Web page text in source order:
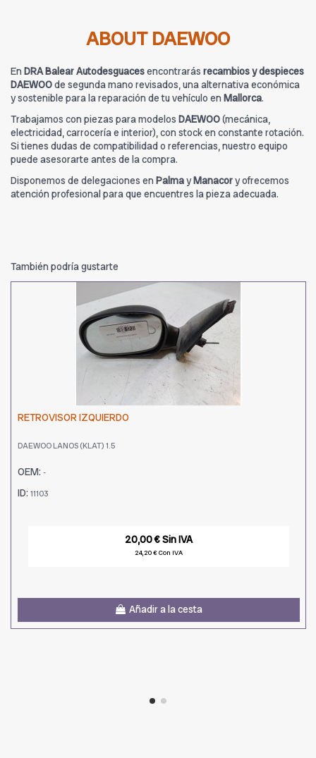
ABOUT DAEWOO
En DRA Balear Autodesguacesencontrarás recambios y despieces
DAEWOOde segunda mano revisados, una alternativa económica
y sostenible para la reparación de tu vehículo en Mallorca.
Trabajamos con piezas para modelos DAEWOO(mecánica,
electricidad, carrocería e interior), con stock en constante rotación.
Si tienes dudas de compatibilidad o referencias, nuestro equipo
puede asesorarte antes de la compra.
Disponemos de delegaciones en PalmayManacory ofrecemos
atención profesional para que encuentres la pieza adecuada.
También podría gustarte
RETROVISOR IZQUIERDO
DAEWOO LANOS (KLAT) 1.5
OEM: -
ID: 11103
20,00 € Sin IVA
24,20 € Con IVA
Añadir a la cesta